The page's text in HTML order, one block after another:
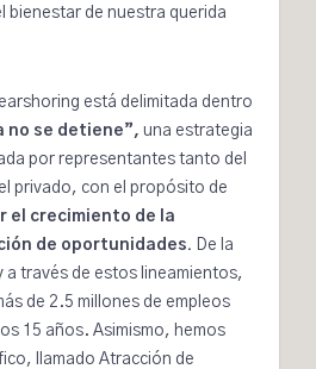
bienestar de nuestra querida
está delimitada dentro
no se detiene”, una estrategia
por representantes tanto del
privado, con el propósito de
el crecimiento de la
de oportunidades. De la
a través de estos lineamientos,
de 2.5 millones de empleos
15 años. Asimismo, hemos
llamado Atracción de